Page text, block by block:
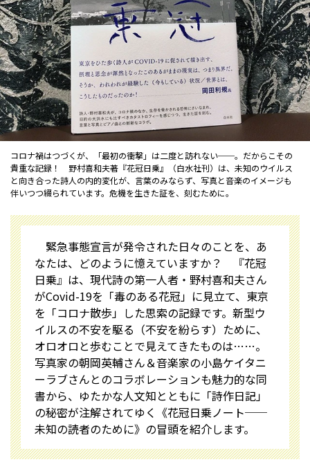
コロナ禍はつづくが、「最初の衝撃」は二度と訪れない──。だからこその
貴重な記録！ 野村喜和夫著『花冠日乗』（白水社刊）は、未知のウイルス
と向き合った詩人の内的変化が、言葉のみならず、写真と音楽のイメージも
伴いつつ綴られています。危機を生きた証を、刻むために。
緊急事態宣言が発令された日々のことを、あ
なたは、どのように憶えていますか？ 『花冠
日乗』は、現代詩の第一人者・野村喜和夫さん
がCovid-19を「毒のある花冠」に見立て、東京
を「コロナ散歩」した思索の記録です。新型ウ
イルスの不安を駆る（不安を紛らす）ために、
オロオロと歩むことで見えてきたものは……。
写真家の朝岡英輔さん＆音楽家の小島ケイタニ
ーラブさんとのコラボレーションも魅力的な同
書から、ゆたかな人文知とともに「詩作日記」
の秘密が注解されてゆく《花冠日乗ノート──
未知の読者のために》の冒頭を紹介します。